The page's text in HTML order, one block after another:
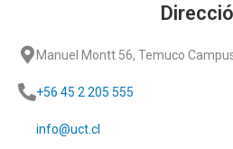
Manuel Montt 56, Temuco
+56 45 2 205 555
info@uct.cl